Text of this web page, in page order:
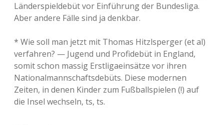
Länderspieldebüt vor Einführung der Bundesliga.
Aber andere Fälle sind ja denkbar.
* Wie soll man jetzt mit Thomas Hitzlsperger (et al)
verfahren? — Jugend und Profidebüt in England,
somit schon massig Erstligaeinsätze vor ihren
Nationalmannschaftsdebüts. Diese modernen
Zeiten, in denen Kinder zum Fußballspielen (!) auf
die Insel wechseln, ts, ts.